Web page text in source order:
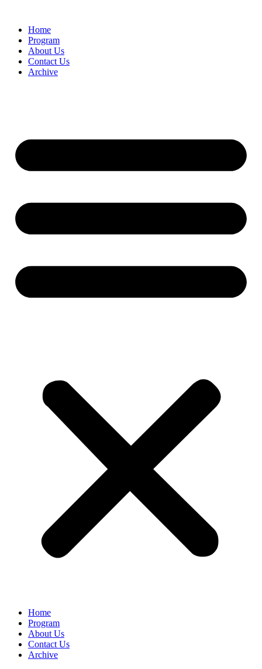
Home
Program
About Us
Contact Us
Archive
Home
Program
About Us
Contact Us
Archive